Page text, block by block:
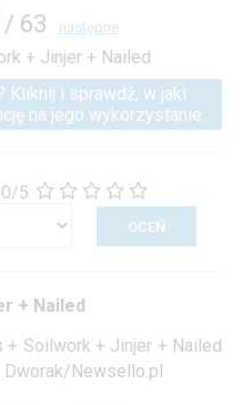
/ 63 następne
Kliknij i sprawdź, w jaki
na jego wykorzystanie.
5
+ Nailed
+ Soilwork + Jinjer + Nailed
Newsello.pl